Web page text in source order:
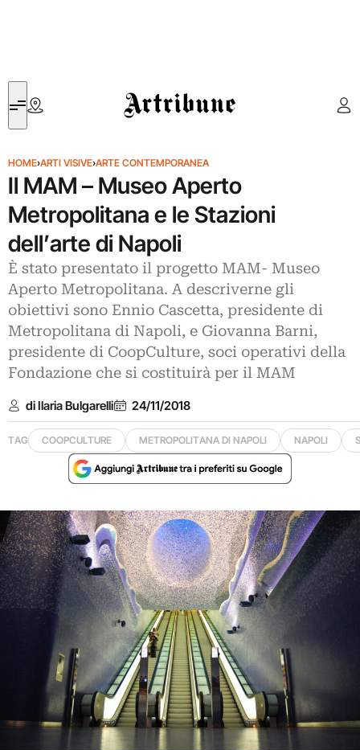
Artribune
HOME›ARTI VISIVE›ARTE CONTEMPORANEA
Il MAM – Museo Aperto
Metropolitana e le Stazioni
dell’arte di Napoli
È stato presentato il progetto MAM- Museo
Aperto Metropolitana. A descriverne gli
obiettivi sono Ennio Cascetta, presidente di
Metropolitana di Napoli, e Giovanna Barni,
presidente di CoopCulture, soci operativi della
Fondazione che si costituirà per il MAM
di Ilaria Bulgarelli 24/11/2018
TAG COOPCULTURE METROPOLITANA DI NAPOLI NAPOLI